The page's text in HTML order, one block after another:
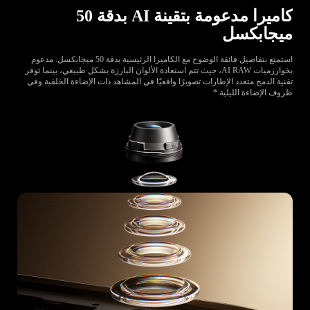
كاميرا مدعومة بتقينة AI بدقة 50
ميجابكسل
استمتع بتفاصيل فائقة الوضوح مع الكاميرا الرئيسية بدقة 50 ميجابكسل. مدعوم
بخوارزميات AI RAW، حيث تتم استعادة الألوان البارزة بشكل طبيعي، بينما توفر
تقنية الدمج متعدد الإطارات تصويرًا واقعيًا في المشاهد ذات الإضاءة الخلفية وفي
ظروف الإضاءة الليلية.*